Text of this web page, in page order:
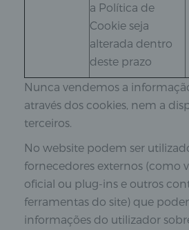
a Política de
Cookie seja
alterada dentro
deste prazo
Nunca vendemos a
através dos cookies, nem a
terceiros.
No website podem ser
fornecedores externos (como
oficial ou plug-ins e outros
ferramentas do site) que
informações do utilizador